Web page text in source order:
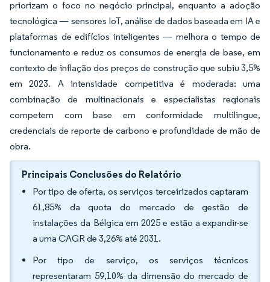
priorizam o foco no negócio principal, enquanto a adoção
tecnológica — sensores IoT, análise de dados baseada em IA e
plataformas de edifícios inteligentes — melhora o tempo de
funcionamento e reduz os consumos de energia de base, em
contexto de inflação dos preços de construção que subiu 3,5%
em 2023. A intensidade competitiva é moderada: uma
combinação de multinacionais e especialistas regionais
competem com base em conformidade multilingue,
credenciais de reporte de carbono e profundidade de mão de
obra.
Principais Conclusões do Relatório
Por tipo de oferta, os serviços terceirizados captaram
61,85% da quota do mercado de gestão de
instalações da Bélgica em 2025 e estão a expandir-se
a uma CAGR de 3,26% até 2031.
Por tipo de serviço, os serviços técnicos
representaram 59,10% da dimensão do mercado de